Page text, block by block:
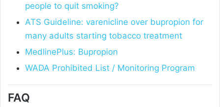
people to quit smoking?
ATS Guideline: varenicline over bupropion for
many adults starting tobacco treatment
MedlinePlus: Bupropion
WADA Prohibited List / Monitoring Program
FAQ